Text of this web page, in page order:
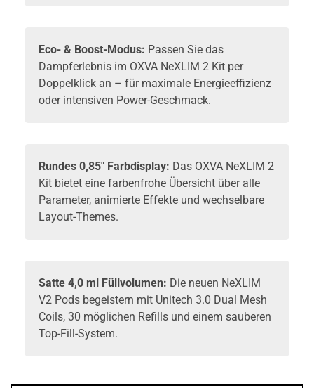
Eco- & Boost-Modus: Passen Sie das
Dampferlebnis im OXVA NeXLIM 2 Kit per
Doppelklick an – für maximale Energieeffizienz
oder intensiven Power-Geschmack.
Rundes 0,85" Farbdisplay: Das OXVA NeXLIM 2
Kit bietet eine farbenfrohe Übersicht über alle
Parameter, animierte Effekte und wechselbare
Layout-Themes.
Satte 4,0 ml Füllvolumen: Die neuen NeXLIM
V2 Pods begeistern mit Unitech 3.0 Dual Mesh
Coils, 30 möglichen Refills und einem sauberen
Top-Fill-System.